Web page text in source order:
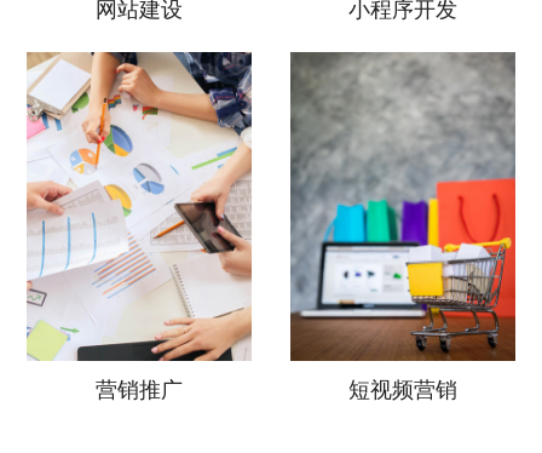
网站建设 小程序开发
营销推广 短视频营销